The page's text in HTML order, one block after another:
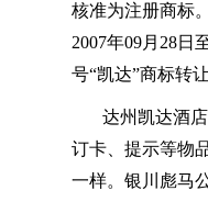
核准为注册商标
2007年09月28日
号“凯达”商标转
达州凯达酒
订卡、提示等物
一样。银川彪马